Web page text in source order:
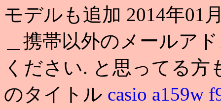
モデルも追加 2014年01
＿携帯以外のメールア
ください. と思ってる
のタイトル casio a159w